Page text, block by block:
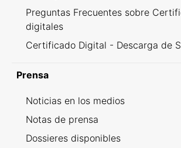
Preguntas Frecuentes sobre
digitales
Certificado Digital - Descarga de
Prensa
Noticias en los medios
Notas de prensa
Dossieres disponibles